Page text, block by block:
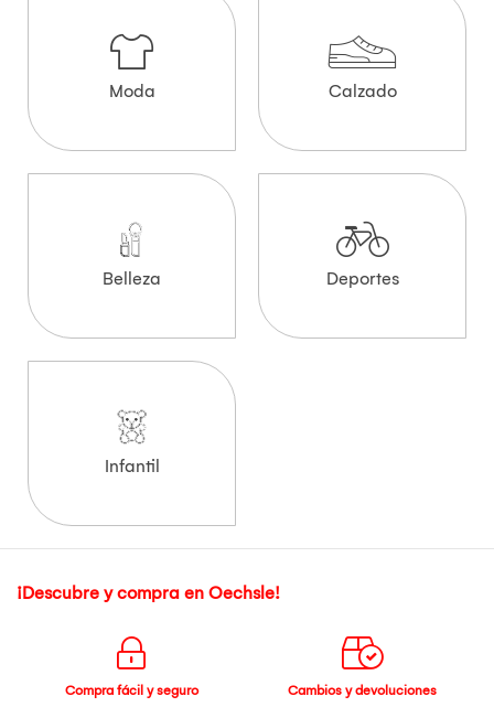
Moda Calzado
Belleza Deportes
Infantil
¡Descubre y compra en Oechsle!
Compra fácil y seguro
Cambios y devoluciones